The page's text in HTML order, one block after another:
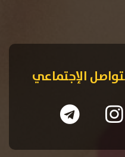
الإجتماعي